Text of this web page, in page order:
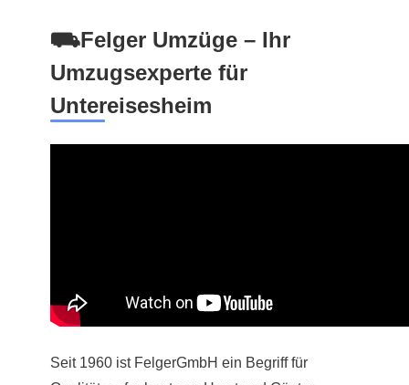
⛟Felger Umzüge – Ihr
Umzugsexperte für
Untereisesheim
Seit 1960 ist FelgerGmbH ein Begriff für